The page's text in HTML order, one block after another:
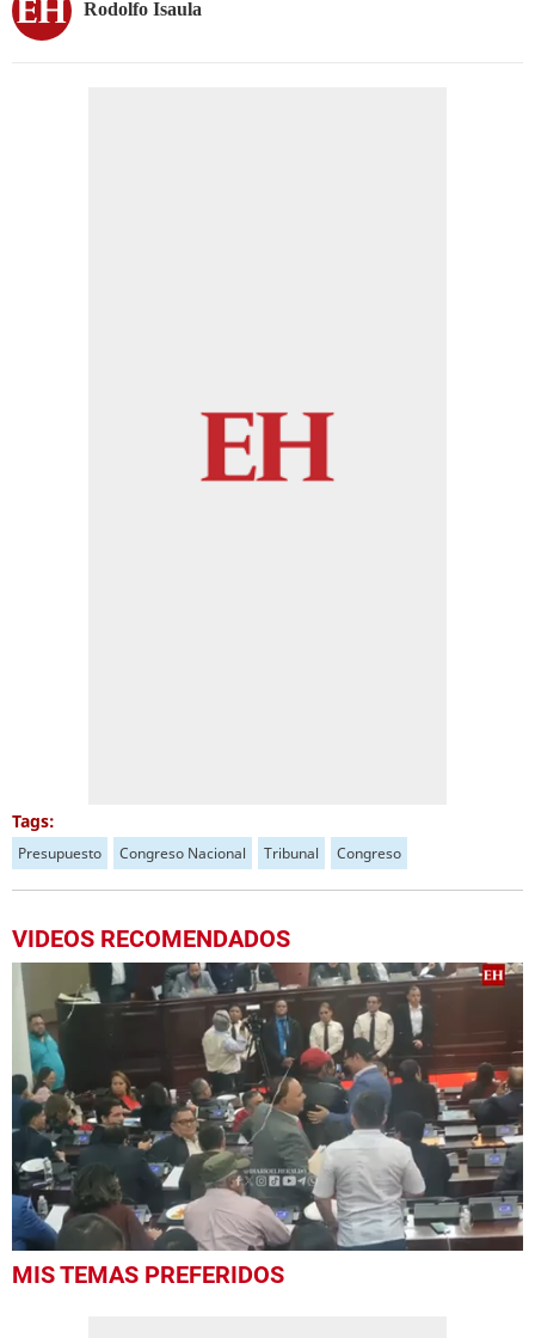
Rodolfo Isaula
Tags:
Presupuesto Congreso Nacional Tribunal Congreso
VIDEOS RECOMENDADOS
seconds
MIS TEMAS PREFERIDOS